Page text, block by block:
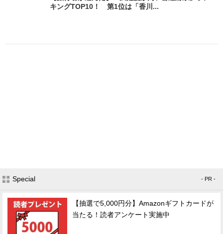
キングTOP10！ 第1位は「香川...
Special - PR -
【抽選で5,000円分】Amazonギフトカードが
当たる！読者アンケート実施中